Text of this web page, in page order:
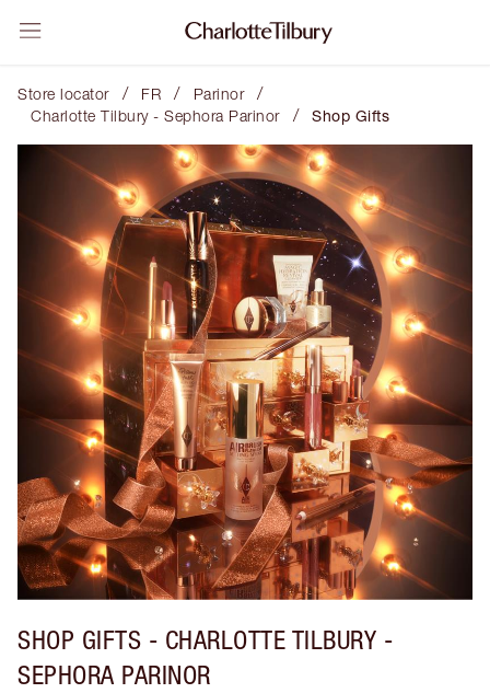
Store locator / FR / Parinor /
Charlotte Tilbury - Sephora Parinor / Shop Gifts
SHOP GIFTS - CHARLOTTE TILBURY -
SEPHORA PARINOR